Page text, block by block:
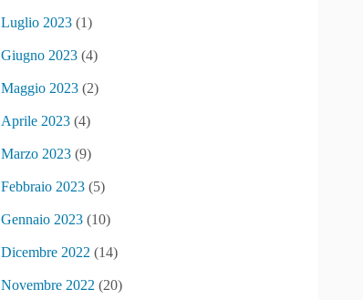
Luglio 2023 (1)
Giugno 2023 (4)
Maggio 2023 (2)
Aprile 2023 (4)
Marzo 2023 (9)
Febbraio 2023 (5)
Gennaio 2023 (10)
Dicembre 2022 (14)
Novembre 2022 (20)